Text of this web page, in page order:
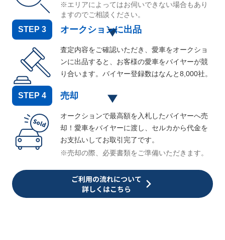
※エリアによってはお伺いできない場合もあり
ますのでご相談ください。
STEP 3 オークションに出品
査定内容をご確認いただき、愛車をオークショ
ンに出品すると、お客様の愛車をバイヤーが競
り合います。バイヤー登録数はなんと8,000社。
STEP 4 売却
オークションで最高額を入札したバイヤーへ売
却！愛車をバイヤーに渡し、セルカから代金を
お支払いしてお取引完了です。
※売却の際、必要書類をご準備いただきます。
ご利用の流れについて
詳しくはこちら